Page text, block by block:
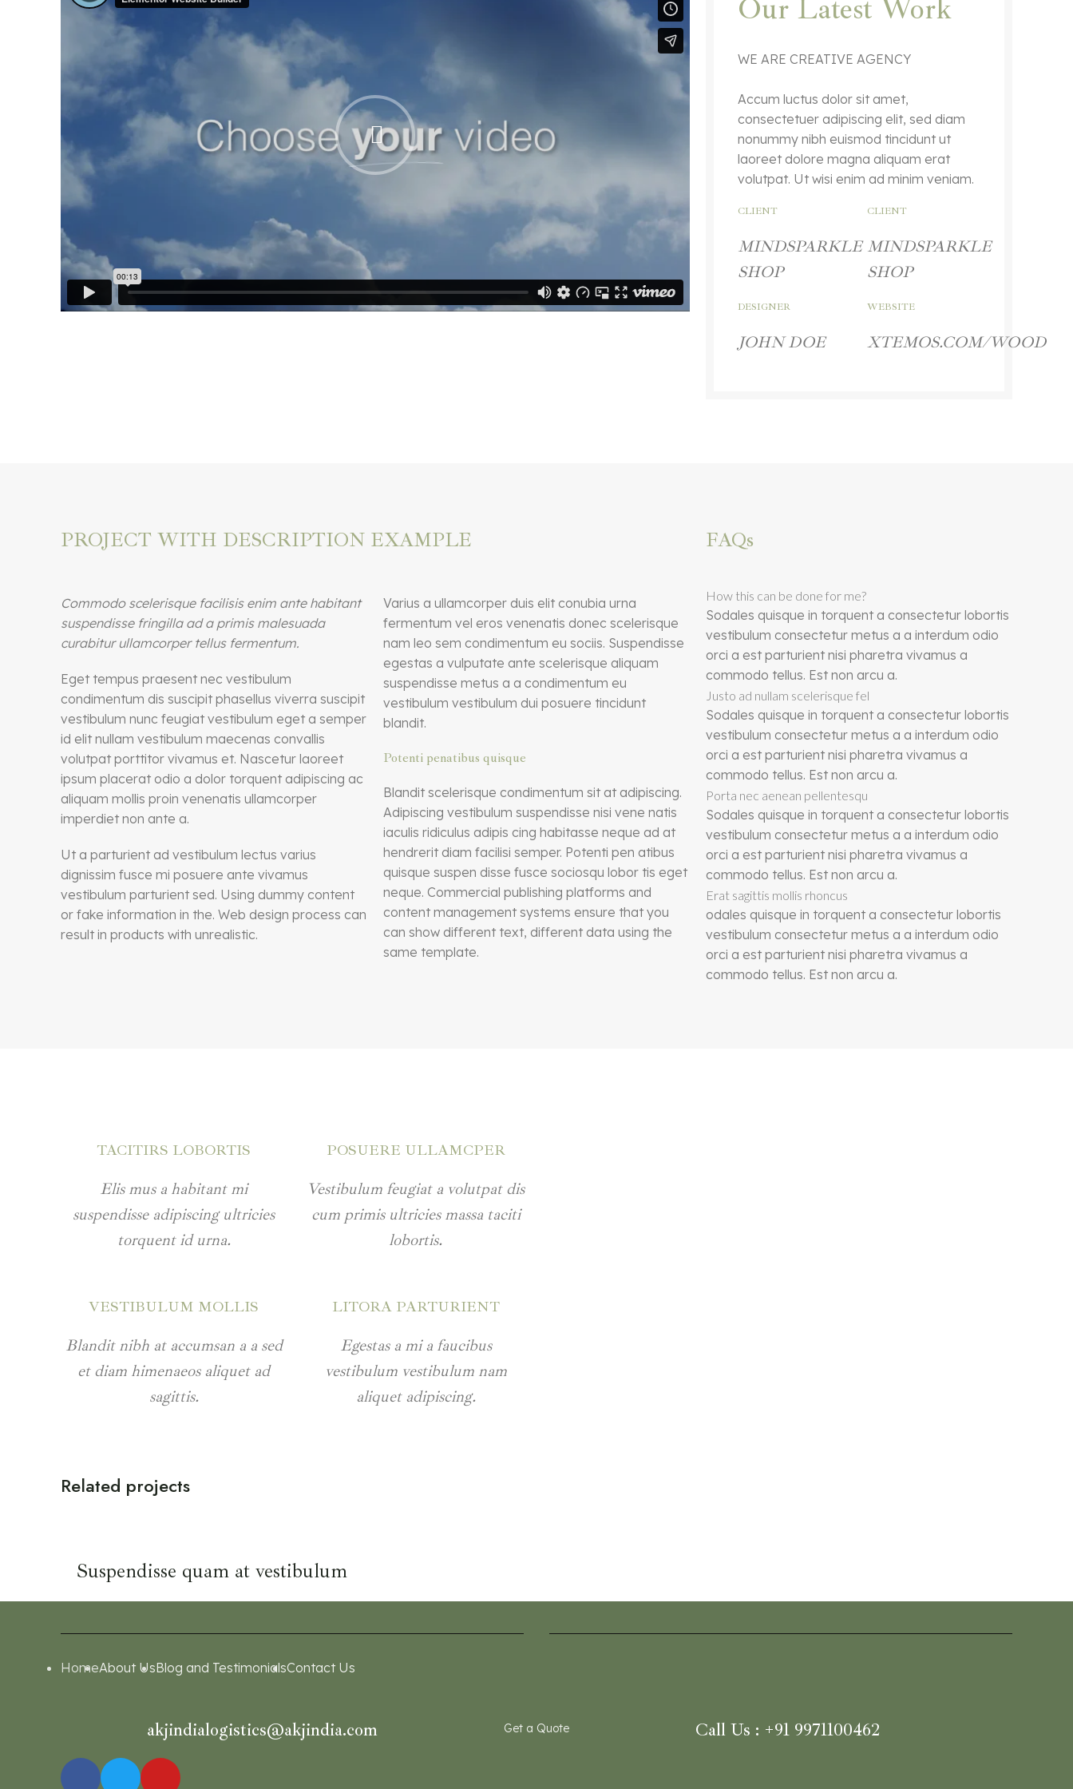
Our Latest Work
WE ARE CREATIVE AGENCY
Accum luctus dolor sit amet,
consectetuer adipiscing elit, sed diam
nonummy nibh euismod tincidunt ut
laoreet dolore magna aliquam erat
volutpat. Ut wisi enim ad minim veniam.
CLIENT
MINDSPARKLE
SHOP
CLIENT
MINDSPARKLE
SHOP
DESIGNER
JOHN DOE
WEBSITE
XTEMOS.COM/WOOD
PROJECT WITH DESCRIPTION EXAMPLE
Commodo scelerisque facilisis enim ante habitant
suspendisse fringilla ad a primis malesuada
curabitur ullamcorper tellus fermentum.
Eget tempus praesent nec vestibulum
condimentum dis suscipit phasellus viverra suscipit
vestibulum nunc feugiat vestibulum eget a semper
id elit nullam vestibulum maecenas convallis
volutpat porttitor vivamus et. Nascetur laoreet
ipsum placerat odio a dolor torquent adipiscing ac
aliquam mollis proin venenatis ullamcorper
imperdiet non ante a.
Ut a parturient ad vestibulum lectus varius
dignissim fusce mi posuere ante vivamus
vestibulum parturient sed. Using dummy content
or fake information in the. Web design process can
result in products with unrealistic.
Varius a ullamcorper duis elit conubia urna
fermentum vel eros venenatis donec scelerisque
nam leo sem condimentum eu sociis. Suspendisse
egestas a vulputate ante scelerisque aliquam
suspendisse metus a a condimentum eu
vestibulum vestibulum dui posuere tincidunt
blandit.
Potenti penatibus quisque
Blandit scelerisque condimentum sit at adipiscing.
Adipiscing vestibulum suspendisse nisi vene natis
iaculis ridiculus adipis cing habitasse neque ad at
hendrerit diam facilisi semper. Potenti pen atibus
quisque suspen disse fusce sociosqu lobor tis eget
neque. Commercial publishing platforms and
content management systems ensure that you
can show different text, different data using the
same template.
FAQs
How this can be done for me?
Sodales quisque in torquent a consectetur lobortis
vestibulum consectetur metus a a interdum odio
orci a est parturient nisi pharetra vivamus a
commodo tellus. Est non arcu a.
Justo ad nullam scelerisque fel
Sodales quisque in torquent a consectetur lobortis
vestibulum consectetur metus a a interdum odio
orci a est parturient nisi pharetra vivamus a
commodo tellus. Est non arcu a.
Porta nec aenean pellentesqu
Sodales quisque in torquent a consectetur lobortis
vestibulum consectetur metus a a interdum odio
orci a est parturient nisi pharetra vivamus a
commodo tellus. Est non arcu a.
Erat sagittis mollis rhoncus
odales quisque in torquent a consectetur lobortis
vestibulum consectetur metus a a interdum odio
orci a est parturient nisi pharetra vivamus a
commodo tellus. Est non arcu a.
TACITIRS LOBORTIS
Elis mus a habitant mi
suspendisse adipiscing ultricies
torquent id urna.
VESTIBULUM MOLLIS
Blandit nibh at accumsan a a sed
et diam himenaeos aliquet ad
sagittis.
POSUERE ULLAMCPER
Vestibulum feugiat a volutpat dis
cum primis ultricies massa taciti
lobortis.
LITORA PARTURIENT
Egestas a mi a faucibus
vestibulum vestibulum nam
aliquet adipiscing.
Related projects
Suspendisse quam at vestibulum
HomeAbout UsBlog and TestimonialsContact Us
akjindialogistics@akjindia.com Get a Quote Call Us : +91 9971100462